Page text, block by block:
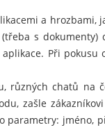
a hrozbami,
s dokumenty)
Při
různých chatů na
zašle
jméno,